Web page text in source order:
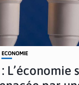
ECONOMIE
L’économie